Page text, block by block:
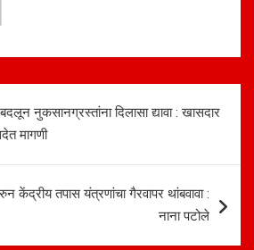
नुकसानग्रस्तांना दिलासा द्यावा : खासदार
मागणी
केंद्रीय तपास यंत्रणांचा गैरवापर थांबवावा :
नाना पटोले